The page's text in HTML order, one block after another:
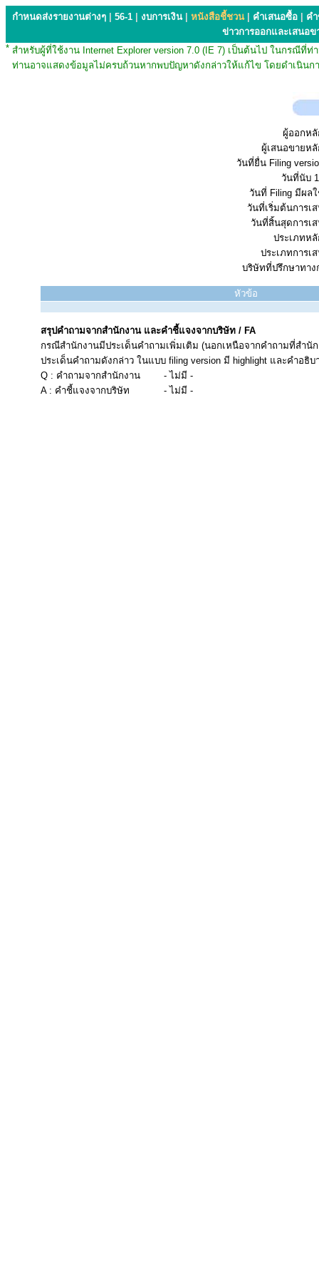
กำหนดส่งรายงานต่างๆ 56-1 งบการเงิน หนังสือชี้ชวน คำเสนอซื้อ
ค
ข่าวการออกและเสนอข
* สำหรับผู้ที่ใช้งาน Internet Explorer version 7.0 (IE 7) เป็นต้นไป ในกรณี
ท่านอาจแสดงข้อมูลไม่ครบถ้วนหากพบปัญหาดังกล่าวให้แก้ไข โดยดำเนินก
ผู้ออกห
ผู้เสนอขายห
วันที่ยื่น Filing
วันที่นับ
วันที่ Filing มีผล
วันที่เริ่มต้นการเ
วันที่สิ้นสุดการเ
ประเภทห
ประเภทการเ
บริษัทที่ปรึกษาทาง
หัวข้อ
สรุปคำถามจากสำนักงาน และคำชี้แจงจากบริษัท / FA
กรณีสำนักงานมีประเด็นคำถามเพิ่มเติม (นอกเหนือจากคำถามที่สำ
ประเด็นคำถามดังกล่าว ในแบบ filing version มี highlight และคำอธิ
Q : คำถามจากสำนักงาน
- ไม่มี -
A : คำชี้แจงจากบริษัท
- ไม่มี -